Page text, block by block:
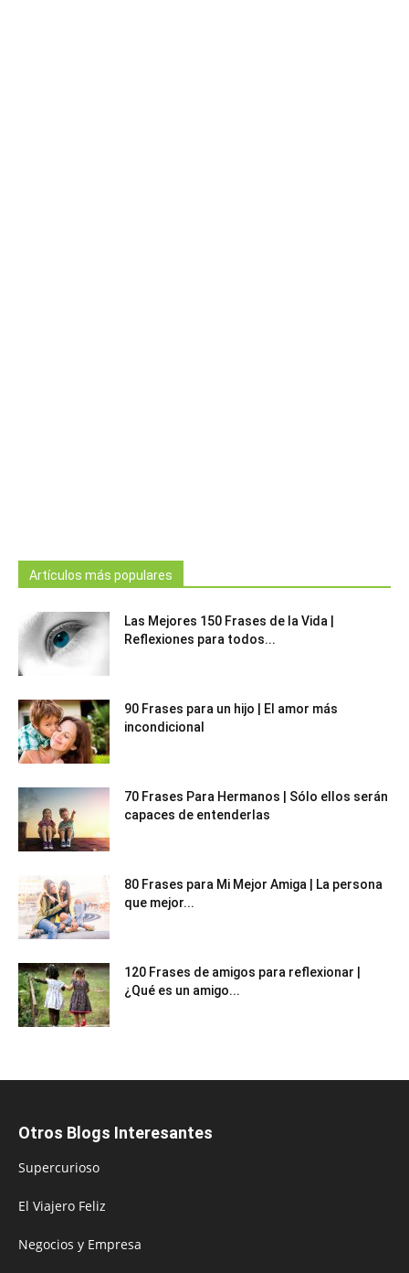
Artículos más populares
Las Mejores 150 Frases de la Vida |
Reflexiones para todos...
90 Frases para un hijo | El amor más
incondicional
70 Frases Para Hermanos | Sólo ellos serán
capaces de entenderlas
80 Frases para Mi Mejor Amiga | La persona
que mejor...
120 Frases de amigos para reflexionar |
¿Qué es un amigo...
Otros Blogs Interesantes
Supercurioso
El Viajero Feliz
Negocios y Empresa